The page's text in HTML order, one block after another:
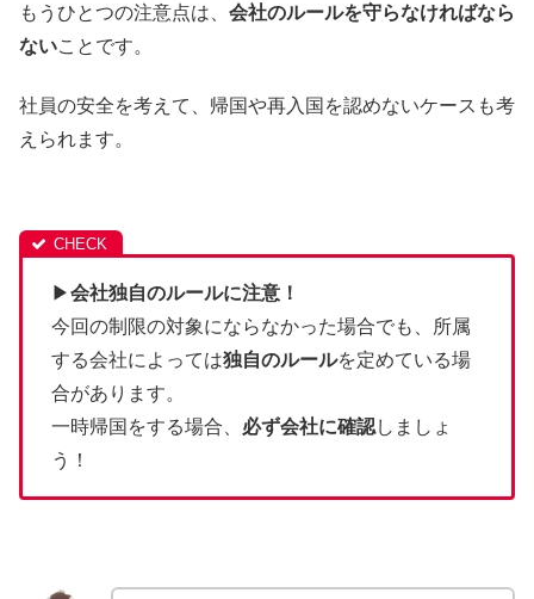
もうひとつの注意点は、 会社のルールを守らなければなら
ないことです。
社員の安全を考えて、帰国や再入国を認めないケースも考
えられます。
▶︎会社独自のルールに注意！
今回の制限の対象にならなかった場合でも、所属
する会社によっては独自のルールを定めている場
合があります。
一時帰国をする場合、 必ず会社に確認しましょ
う！